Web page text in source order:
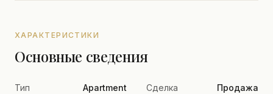
ХАРАКТЕРИСТИКИ
Основные сведения
Тип
Apartment Сделка Продажа